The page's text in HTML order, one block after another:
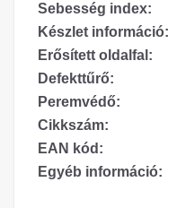
Sebesség index:
Készlet információ:
Erősített oldalfal:
Defekttűrő:
Peremvédő:
Cikkszám:
EAN kód:
Egyéb információ: